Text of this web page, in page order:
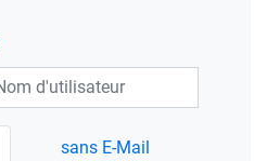
sans E-Mail